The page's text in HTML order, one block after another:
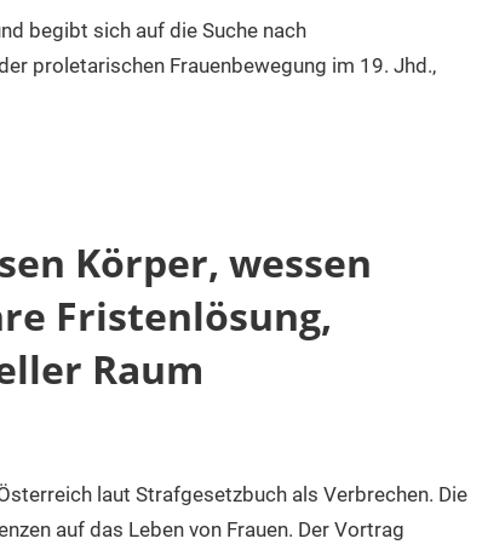
begibt sich auf die Suche nach
proletarischen Frauenbewegung im 19. Jhd.,
Körper, wessen
Fristenlösung,
Raum
laut Strafgesetzbuch als Verbrechen. Die
auf das Leben von Frauen. Der Vortrag